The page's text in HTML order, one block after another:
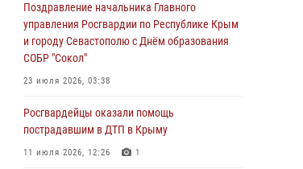
Росгвардейцы оперативно задержали
нарушителя на охраняемом объекте в
Севастополе
30 июля 2026, 12:13
Росгвардейцы Севастополя пресекли
противоправные действия на охраняемом
объекте
Поздравление начальника Главного
управления Росгвардии по Республике Крым
и городу Севастополю с Днём образования
СОБР "Сокол"
23 июля 2026, 03:38
Росгвардейцы оказали помощь
пострадавшим в ДТП в Крыму
11 июля 2026, 12:26 1